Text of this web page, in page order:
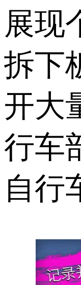
展现
拆下
开大
行车
自行